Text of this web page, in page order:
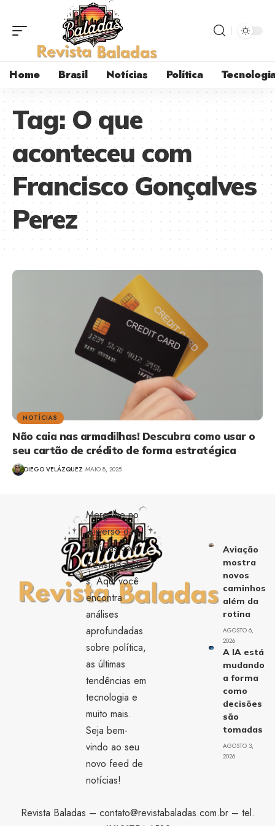
Home Brasil Notícias Política
Tag:O que
aconteceu com
Francisco Gonçalves
Perez
NOTÍCIAS
Não caia nas armadilhas! Descubra como usar o
seu cartão de crédito de forma estratégica
DIEGO VELÁZQUEZ MAIO 8, 2025
Mergulhe no
universo das
notícias com
RevistaBalada
s. Aqui você
encontra
análises
aprofundadas
sobre política,
as últimas
tendências em
tecnologia e
muito mais.
Seja bem-
vindo ao seu
novo feed de
notícias!
Aviação
mostra
novos
caminhos
além da
rotina
AGOSTO 6,
2026
A IA está
mudando
a forma
como
decisões
são
tomadas
AGOSTO 3,
2026
Revista Baladas – contato@revistabaladas.com.br– tel.